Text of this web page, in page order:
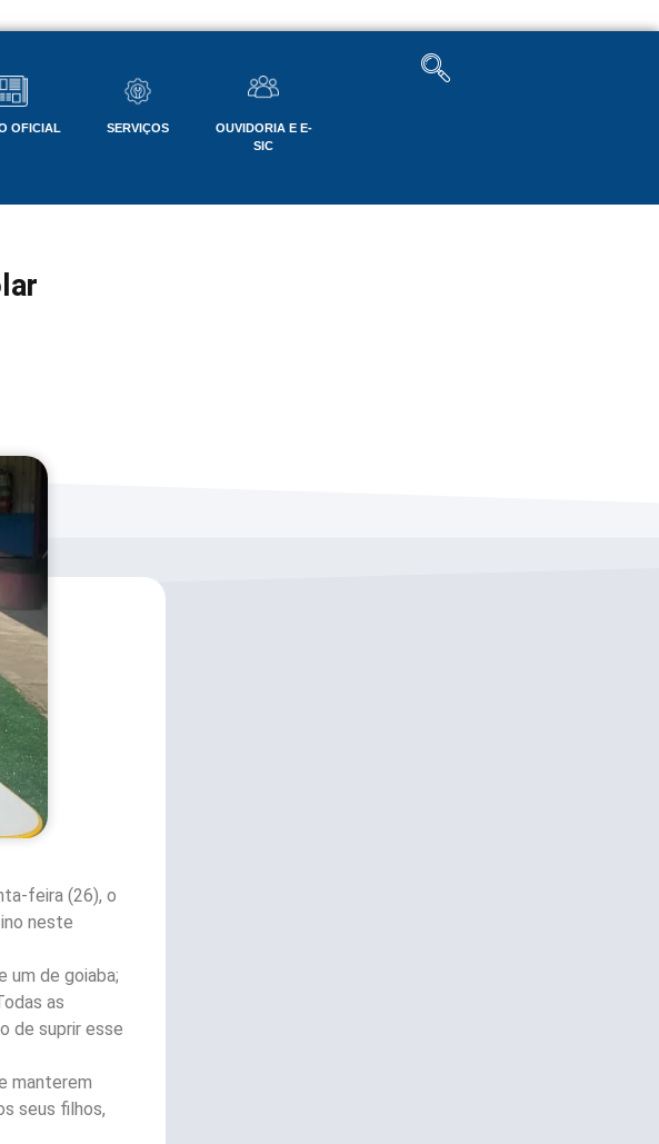
OFICIAL SERVIÇOS
OUVIDORIA E E-
SIC
feira (26), o
neste
um de goiaba;
as
de suprir esse
manterem
seus filhos,